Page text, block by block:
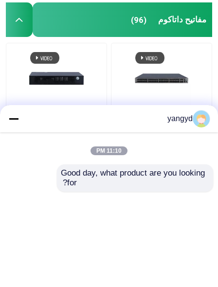
مفاتيح داتاكوم (96)
CloudEngine S5731-H
Switch POE ++ 44xGE
Switch Huawei
CloudEngine S5731-L
yangyd
11:10 PM
Good day, what product are you looking
for?